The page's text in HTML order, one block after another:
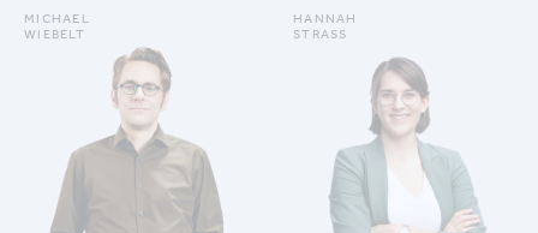
MICHAEL
WIEBELT
HANNAH
STRASS